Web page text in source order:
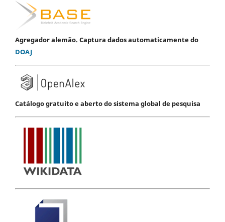
Agregador alemão. Captura dados automaticamente do
DOAJ
Catálogo gratuito e aberto do sistema global de pesquisa